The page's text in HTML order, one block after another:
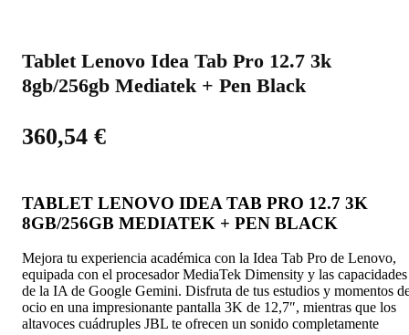
Tablet Lenovo Idea Tab Pro 12.7 3k
8gb/256gb Mediatek + Pen Black
360,54 €
TABLET LENOVO IDEA TAB PRO 12.7 3K
8GB/256GB MEDIATEK + PEN BLACK
Mejora tu experiencia académica con la Idea Tab Pro de Lenovo,
equipada con el procesador MediaTek Dimensity y las capacidades
de la IA de Google Gemini. Disfruta de tus estudios y momentos
ocio en una impresionante pantalla 3K de 12,7″, mientras que los
altavoces cuádruples JBL te ofrecen un sonido completamente